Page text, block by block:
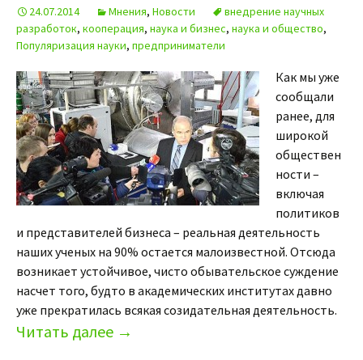
24.07.2014 Мнения, Новости
внедрение научных
разработок, кооперация, наука и бизнес, наука и общество,
Популяризация науки, предприниматели
Как мы уже
сообщали
ранее, для
широкой
обществен
ности –
включая
политиков
и представителей бизнеса – реальная деятельность
наших ученых на 90% остается малоизвестной. Отсюда
возникает устойчивое, чисто обывательское суждение
насчет того, будто в академических институтах давно
уже прекратилась всякая созидательная деятельность.
Читать далее →